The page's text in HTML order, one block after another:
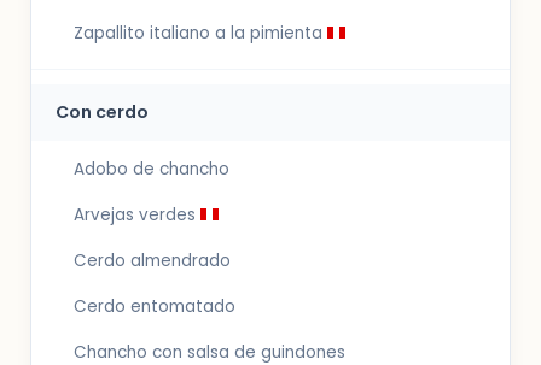
Zapallito italiano a la pimienta
Con cerdo
Adobo de chancho
Arvejas verdes
Cerdo almendrado
Cerdo entomatado
Chancho con salsa de guindones